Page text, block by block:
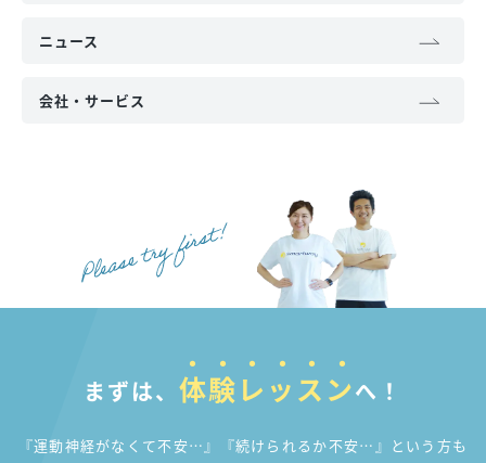
ニュース
会社・サービス
まずは、 体験レッスンへ！
『運動神経がなくて不安…』『続けられるか不安…』 という方も